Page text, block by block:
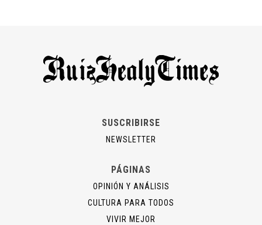
SUSCRIBIRSE
NEWSLETTER
PÁGINAS
OPINIÓN Y ANÁLISIS
CULTURA PARA TODOS
VIVIR MEJOR